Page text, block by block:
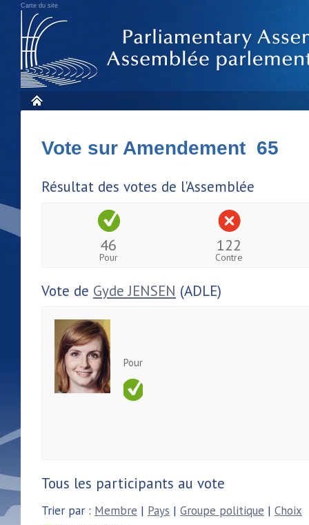
Carte du site
Vote sur Amendement 65
Résultat des votes de l'Assemblée
46
Pour
122
Contre
Vote de Gyde JENSEN (ADLE)
Pour
Tous les participants au vote
Trier par : Membre | Pays | Groupe politique | Choix